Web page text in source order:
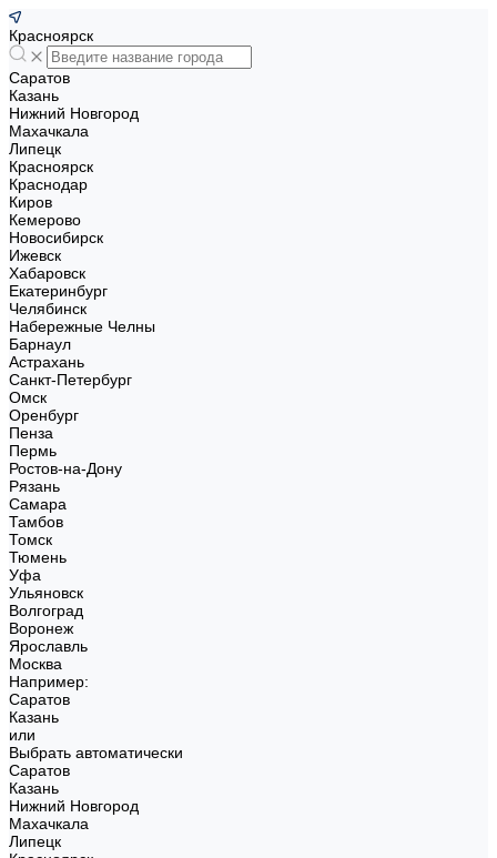
Красноярск
Саратов
Казань
Нижний Новгород
Махачкала
Липецк
Красноярск
Краснодар
Киров
Кемерово
Новосибирск
Ижевск
Хабаровск
Екатеринбург
Челябинск
Набережные Челны
Барнаул
Астрахань
Санкт-Петербург
Омск
Оренбург
Пенза
Пермь
Ростов-на-Дону
Рязань
Самара
Тамбов
Томск
Тюмень
Уфа
Ульяновск
Волгоград
Воронеж
Ярославль
Москва
Например:
Саратов
Казань
или
Выбрать автоматически
Саратов
Казань
Нижний Новгород
Махачкала
Липецк